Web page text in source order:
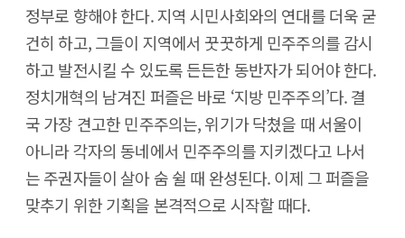
정부로 향해야 한다. 지역 시민사회와의 연대를 더욱 굳
건히 하고, 그들이 지역에서 꿋꿋하게 민주주의를 감시
하고 발전시킬 수 있도록 든든한 동반자가 되어야 한다.
정치개혁의 남겨진 퍼즐은 바로 ‘지방 민주주의’다. 결
국 가장 견고한 민주주의는, 위기가 닥쳤을 때 서울이
아니라 각자의 동네에서 민주주의를 지키겠다고 나서
는 주권자들이 살아 숨 쉴 때 완성된다. 이제 그 퍼즐을
맞추기 위한 기획을 본격적으로 시작할 때다.